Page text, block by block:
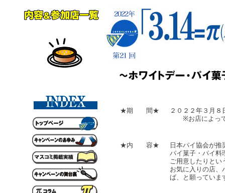
★期 間★
２０２２年３月
※お店によっ
★内 容★
日本パイ協会が
パイ菓子・パイ料
ご用意したりとい
お気に入りの店、
ば、と願っていま